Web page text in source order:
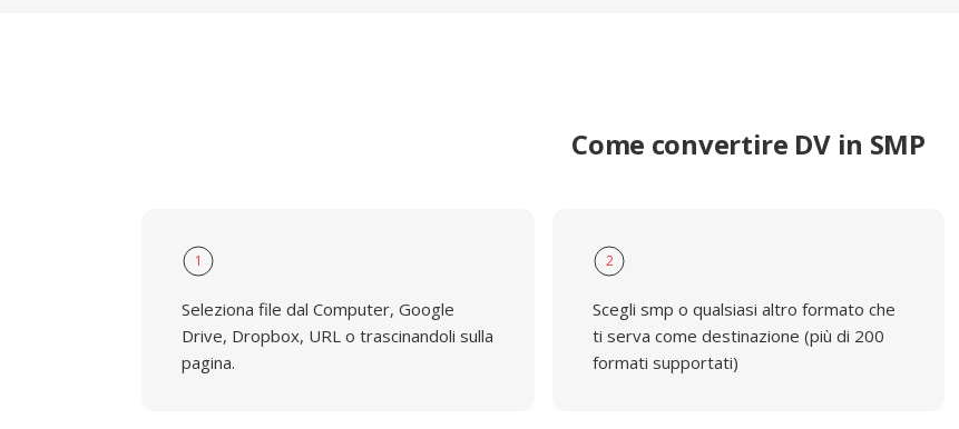
Come convertire DV in SMP
1
Seleziona file dal Computer, Google
Drive, Dropbox, URL o trascinandoli sulla
pagina.
2
Scegli smp o qualsiasi altro formato che
ti serva come destinazione (più di 200
formati supportati)